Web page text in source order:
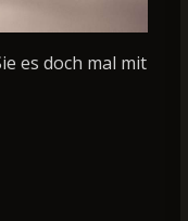
es doch mal mit